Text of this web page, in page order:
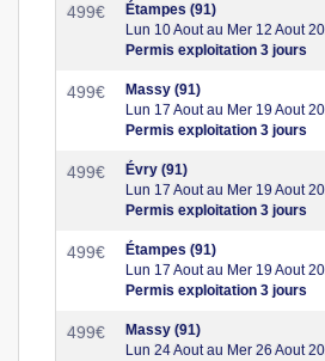
499€
Étampes (91)
Lun 10 Aout au Mer 12 Aout
Permis exploitation 3 jours
499€
Massy (91)
Lun 17 Aout au Mer 19 Aout
Permis exploitation 3 jours
499€
Évry (91)
Lun 17 Aout au Mer 19 Aout
Permis exploitation 3 jours
499€
Étampes (91)
Lun 17 Aout au Mer 19 Aout
Permis exploitation 3 jours
499€
Massy (91)
Lun 24 Aout au Mer 26 Aout